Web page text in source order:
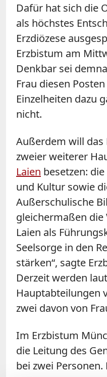
Dafür hat sich die
als höchstes
Erzdiözese
Erzbistum am
Denkbar sei
Frau diesen
Einzelheiten dazu
nicht.
Außerdem will das
zweier weiterer
Laien besetzen:
und Kultur sowie
Außerschulische
gleichermaßen
Laien als
Seelsorge in den
stärken“, sagte
Derzeit werden
Hauptabteilungen
zwei davon von
Im Erzbistum
die Leitung des
bei zwei